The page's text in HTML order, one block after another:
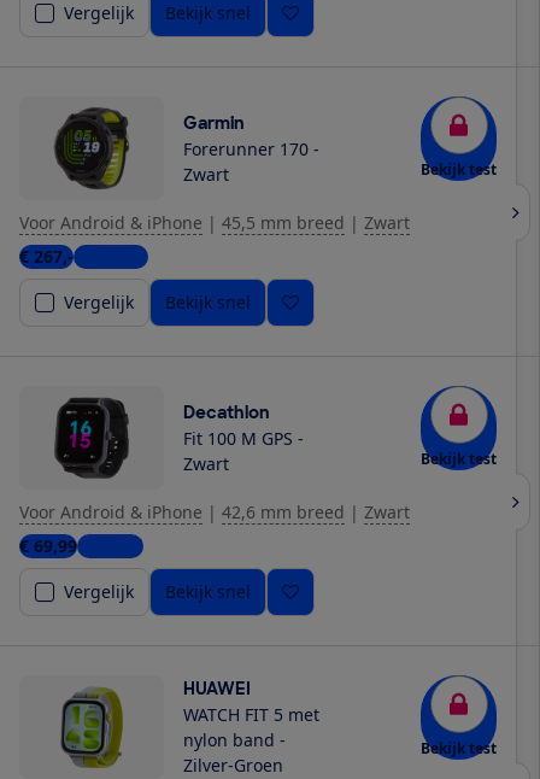
Vergelijk
Bekijk snel
Garmin
Forerunner 170 -
Zwart
Bekijk test
Voor Android & iPhone | 45,5 mm breed | Zwart
€ 267,-5 winkels
Vergelijk
Bekijk snel
Decathlon
Fit 100 M GPS -
Zwart
Bekijk test
Voor Android & iPhone | 42,6 mm breed | Zwart
€ 69,991 winkel
Vergelijk
Bekijk snel
HUAWEI
WATCH FIT 5 met
nylon band -
Zilver-Groen
Bekijk test